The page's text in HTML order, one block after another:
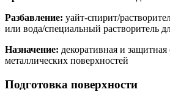
Разбавление: уайт-спирит/
или вода/специальный растворитель
Назначение: декоративная и
металлических поверхностей
Подготовка поверхности